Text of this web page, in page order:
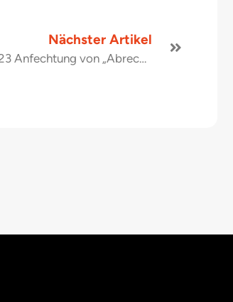
Nächster Artikel
Urteil des BGH vom 20.09.2024 = V ZR 195/23 Anfechtung von „Abrechnungsbeschlüssen“